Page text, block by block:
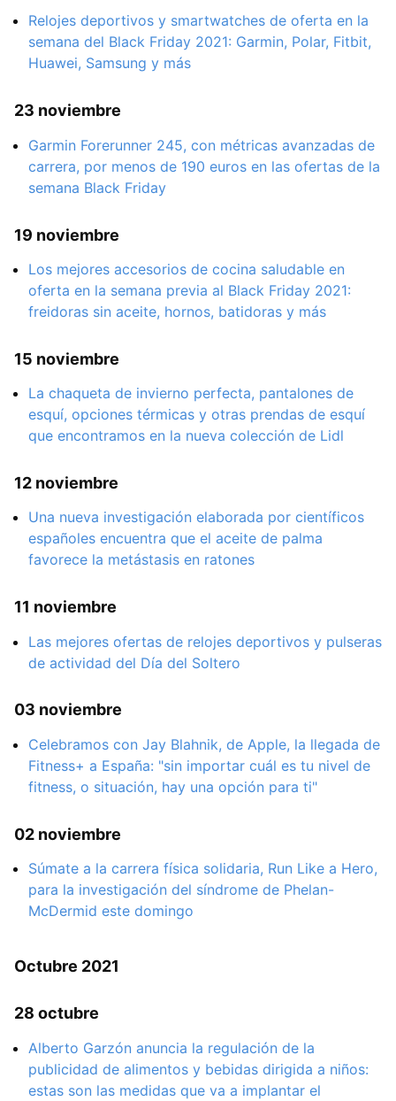
Relojes deportivos y smartwatches de oferta en la
semana del Black Friday 2021: Garmin, Polar, Fitbit,
Huawei, Samsung y más
23 noviembre
Garmin Forerunner 245, con métricas avanzadas de
carrera, por menos de 190 euros en las ofertas de la
semana Black Friday
19 noviembre
Los mejores accesorios de cocina saludable en
oferta en la semana previa al Black Friday 2021:
freidoras sin aceite, hornos, batidoras y más
15 noviembre
La chaqueta de invierno perfecta, pantalones de
esquí, opciones térmicas y otras prendas de esquí
que encontramos en la nueva colección de Lidl
12 noviembre
Una nueva investigación elaborada por científicos
españoles encuentra que el aceite de palma
favorece la metástasis en ratones
11 noviembre
Las mejores ofertas de relojes deportivos y pulseras
de actividad del Día del Soltero
03 noviembre
Celebramos con Jay Blahnik, de Apple, la llegada de
Fitness+ a España: "sin importar cuál es tu nivel de
fitness, o situación, hay una opción para ti"
02 noviembre
Súmate a la carrera física solidaria, Run Like a Hero,
para la investigación del síndrome de Phelan-
McDermid este domingo
Octubre 2021
28 octubre
Alberto Garzón anuncia la regulación de la
publicidad de alimentos y bebidas dirigida a niños:
estas son las medidas que va a implantar el